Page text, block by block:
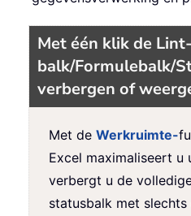
Met één klik de Lint-
balk/Formulebalk/
verbergen of
Met de Werkruimte-
Excel maximaliseert u
verbergt u de
statusbalk met